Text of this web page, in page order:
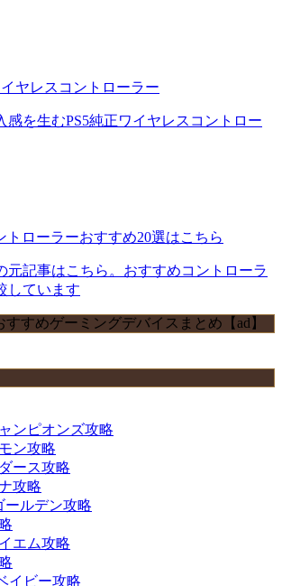
イヤレスコントローラー
感を生むPS5純正ワイヤレスコントロー
トローラーおすすめ20選はこちら
元記事はこちら。おすすめコントローラ
しています
すすめゲーミングデバイスまとめ【ad】
ンピオンズ攻略
ン攻略
ース攻略
攻略
ールデン攻略
エム攻略
イビー攻略